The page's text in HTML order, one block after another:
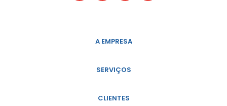
A EMPRESA
SERVIÇOS
CLIENTES